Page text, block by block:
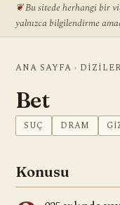
Bu sitede herhangi bir
yalnızca bilgilendirme
ANA SAYFA › DIZILER
Bet
SUÇ DRAM
Konusu